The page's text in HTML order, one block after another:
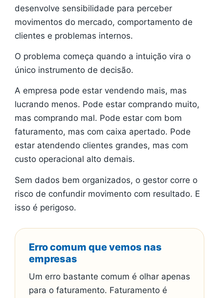
desenvolve sensibilidade para perceber
movimentos do mercado, comportamento de
clientes e problemas internos.
O problema começa quando a intuição vira o
único instrumento de decisão.
A empresa pode estar vendendo mais, mas
lucrando menos. Pode estar comprando muito,
mas comprando mal. Pode estar com bom
faturamento, mas com caixa apertado. Pode
estar atendendo clientes grandes, mas com
custo operacional alto demais.
Sem dados bem organizados, o gestor corre o
risco de confundir movimento com resultado. E
isso é perigoso.
Erro comum que vemos nas
empresas
Um erro bastante comum é olhar apenas
para o faturamento. Faturamento é